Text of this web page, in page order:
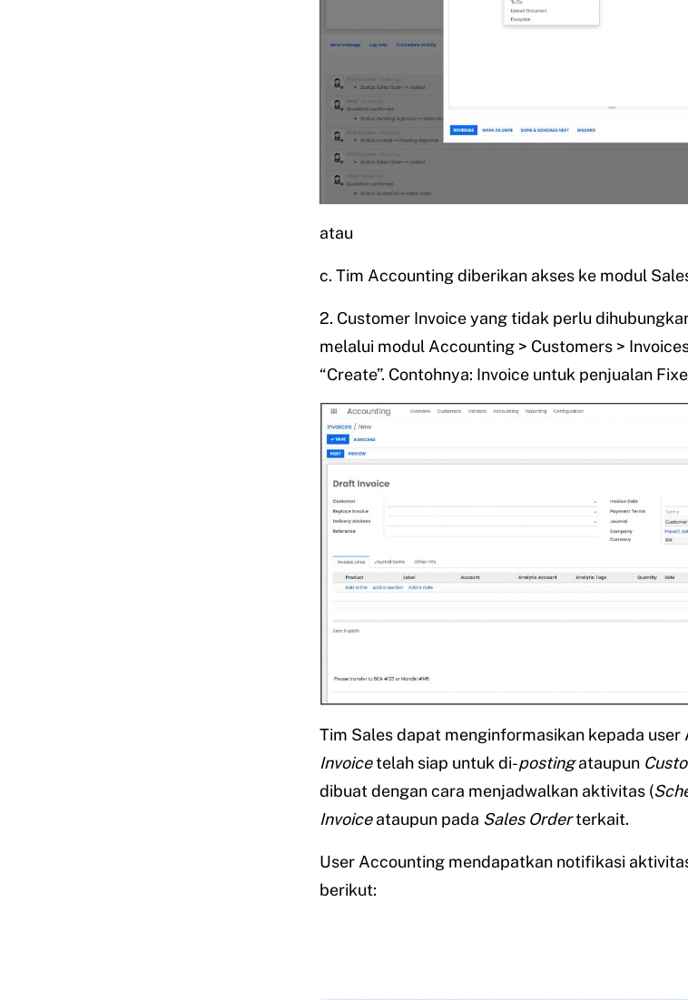
atau
c. Tim Accounting diberikan akses ke modul
2. Customer Invoice yang tidak perlu
melalui modul Accounting > Customers >
“Create”. Contohnya: Invoice untuk penjualan
Tim Sales dapat menginformasikan kepada
Invoicetelah siap untuk di-postingataupun
dibuat dengan cara menjadwalkan aktivitas (
Invoiceataupun pada Sales Orderterkait.
User Accounting mendapatkan notifikasi
berikut: